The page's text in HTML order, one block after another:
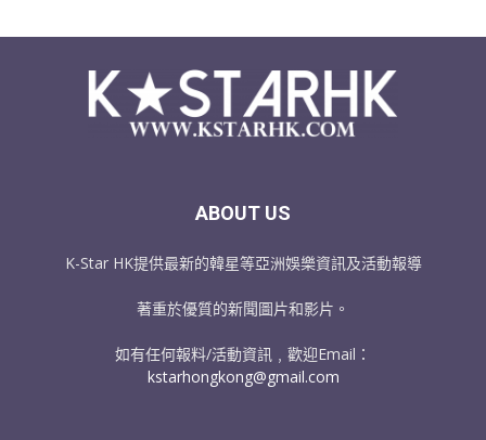
ABOUT US
K-Star HK提供最新的韓星等亞洲娛樂資訊及活動報導
著重於優質的新聞圖片和影片。
如有任何報料/活動資訊﹐歡迎Email：
kstarhongkong@gmail.com